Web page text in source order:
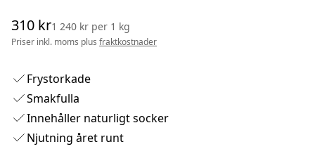
310 kr1 240 kr per 1 kg
Priser inkl. moms plus fraktkostnader
Frystorkade
Smakfulla
Innehåller naturligt socker
Njutning året runt